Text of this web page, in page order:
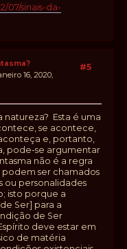
07/sinais-da-
#5
16, 2020,
natureza? Esta é uma
se acontece,
e, portanto,
pode-se argumentar
não é a regra
podem ser chamados
ou personalidades
isto porque a
Ser] para a
de Ser
deve estar em
de matéria